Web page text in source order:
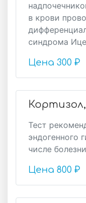
в крови
синдрома
Цена 300 ₽
Тест
эндогенного
числе
Цена 800 ₽